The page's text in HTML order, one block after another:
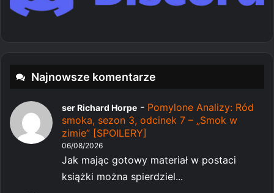
Najnowsze komentarze
ser Richard Horpe - Pomylone Analizy: Ród
smoka, sezon 3, odcinek 7 – „Smok w
zimie” [SPOILERY]
06/08/2026
Jak mając gotowy materiał w postaci
książki można spierdziel...